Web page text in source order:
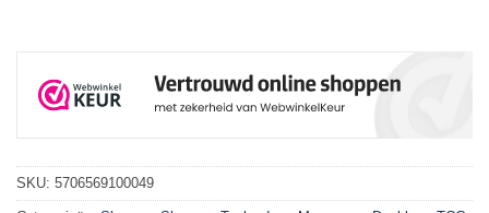
SKU: 5706569100049